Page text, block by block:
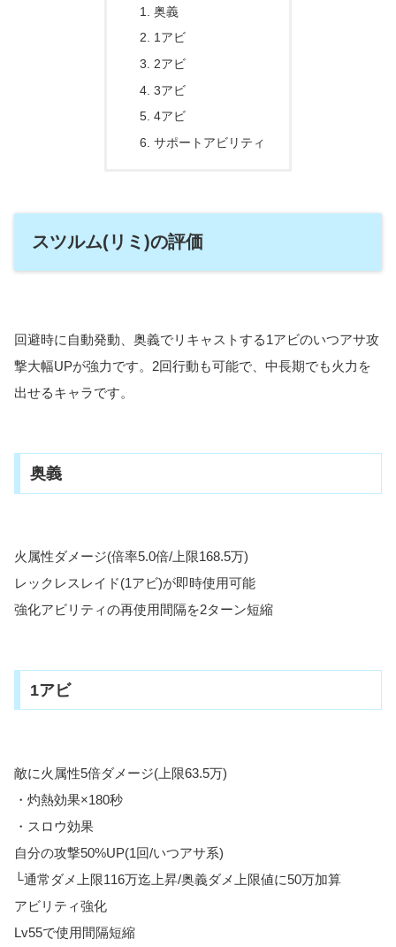
奥義
1アビ
2アビ
3アビ
4アビ
サポートアビリティ
スツルム(リミ)の評価
回避時に自動発動、奥義でリキャストする1アビのいつアサ攻
撃大幅UPが強力です。2回行動も可能で、中長期でも火力を
出せるキャラです。
奥義
火属性ダメージ(倍率5.0倍/上限168.5万)
レックレスレイド(1アビ)が即時使用可能
強化アビリティの再使用間隔を2ターン短縮
1アビ
敵に火属性5倍ダメージ(上限63.5万)
・灼熱効果×180秒
・スロウ効果
自分の攻撃50%UP(1回/いつアサ系)
└通常ダメ上限116万迄上昇/奥義ダメ上限値に50万加算
アビリティ強化
Lv55で使用間隔短縮